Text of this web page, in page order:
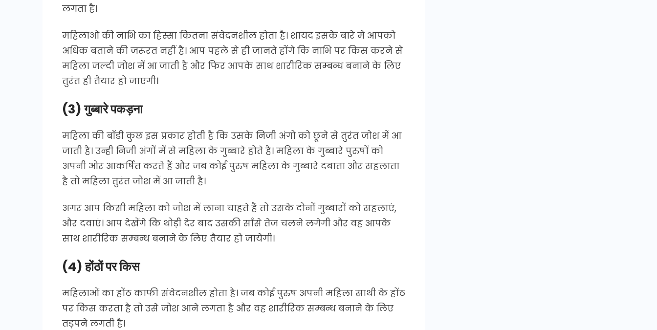
लगता है।
महिलाओं की नाभि का हिस्सा कितना संवेदनशील होता है। शायद इसके बारे मे आपको
अधिक बताने की जरूरत नहीं है। आप पहले से ही जानते होंगे कि नाभि पर किस करने से
महिला जल्दी जोश में आ जाती है और फिर आपके साथ शारीरिक सम्बन्ध बनाने के लिए
तुरंत ही तैयार हो जाएगी।
(3) गुब्बारे पकड़ना
महिला की बॉडी कुछ इस प्रकार होती है कि उसके निजी अंगो को छूने से तुरंत जोश में आ
जाती है। उन्ही निजी अंगों में से महिला के गुब्बारे होते है। महिला के गुब्बारे पुरुषों को
अपनी ओर आकर्षित करते हैं और जब कोई पुरुष महिला के गुब्बारे दबाता और सहलाता
है तो महिला तुरंत जोश में आ जाती है।
अगर आप किसी महिला को जोश में लाना चाहते हैं तो उसके दोनों गुब्बारों को सहलाएं,
और दवाएं। आप देखेंगे कि थोड़ी देर बाद उसकी साँसे तेज चलने लगेगी और वह आपके
साथ शारीरिक सम्बन्ध बनाने के लिए तैयार हो जायेगी।
(4) होंठों पर किस
महिलाओं का होंठ काफी संवेदनशील होता है। जब कोई पुरुष अपनी महिला साथी के होंठ
पर किस करता है तो उसे जोश आने लगता है और वह शारीरिक सम्बन्ध बनाने के लिए
तड़पने लगती है।